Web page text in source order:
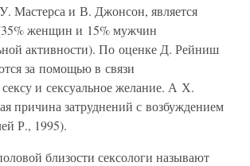
Мастерса и В. Джонсон, является
женщин и 15% мужчин
активности). По оценке Д. Рейниш
за помощью в связи
и сексуальное желание. А Х.
причина затруднений с возбуждением
Р., 1995).
близости сексологи называют